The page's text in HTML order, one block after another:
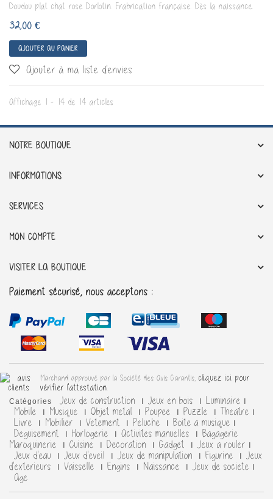
Doudou plat chat rose Dorlotin. Frabrication française. Dès la naissance.
32,00 €
AJOUTER AU PANIER
Ajouter à ma liste d'envies
Affichage 1 - 14 de 14 articles
NOTRE BOUTIQUE
INFORMATIONS
SERVICES
MON COMPTE
VISITER LA BOUTIQUE
Paiement sécurisé, nous acceptons :
Marchand approuvé par la Société des Avis Garantis, cliquez ici pour
vérifier l'attestation
Catégories
Jeux de construction Jeux en bois
Luminaire
Mobile
Musique Objet metal Poupee Puzzle
Theatre
Livre
Mobilier Vetement Peluche
Boite a musique
Deguisement
Horlogerie Activites manuelles
Bagagerie
Maroquinerie
Cuisine Decoration Gadget
Jeux a rouler
Jeux d'eau
Jeux d'eveil Jeux de manipulation Figurine
Jeux
d'exterieurs
Vaisselle Engins Naissance
Jeux de societe
Age